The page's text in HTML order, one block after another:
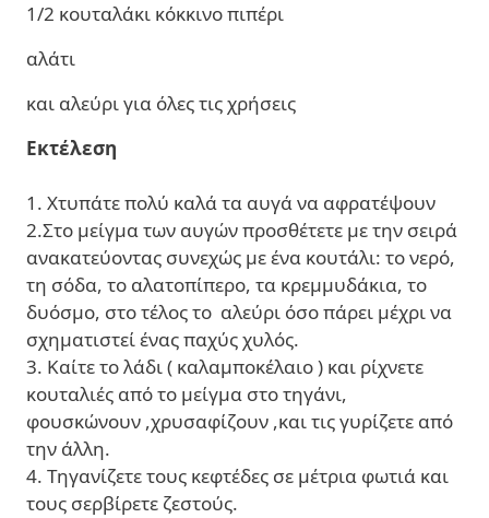
1/2 κουταλάκι κόκκινο πιπέρι
αλάτι
και αλεύρι για όλες τις χρήσεις
Εκτέλεση
1. Χτυπάτε πολύ καλά τα αυγά να αφρατέψουν
2.Στο μείγμα των αυγών προσθέτετε με την σειρά
ανακατεύοντας συνεχώς με ένα κουτάλι: το νερό,
τη σόδα, το αλατοπίπερο, τα κρεμμυδάκια, το
δυόσμο, στο τέλος το αλεύρι όσο πάρει μέχρι να
σχηματιστεί ένας παχύς χυλός.
3. Καίτε το λάδι ( καλαμποκέλαιο ) και ρίχνετε
κουταλιές από το μείγμα στο τηγάνι,
φουσκώνουν ,χρυσαφίζουν ,και τις γυρίζετε από
την άλλη.
4. Τηγανίζετε τους κεφτέδες σε μέτρια φωτιά και
τους σερβίρετε ζεστούς.